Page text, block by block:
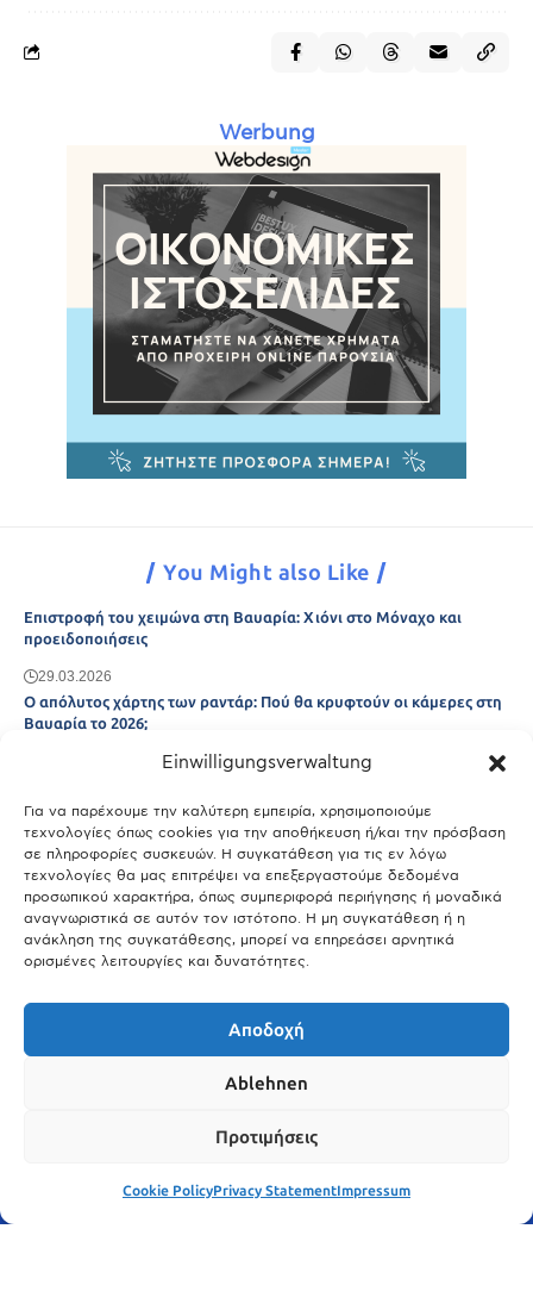
Einwilligungsverwaltung
Για να παρέχουμε την καλύτερη εμπειρία, χρησιμοποιούμε
τεχνολογίες όπως cookies για την αποθήκευση ή/και την πρόσβαση
σε πληροφορίες συσκευών. Η συγκατάθεση για τις εν λόγω
τεχνολογίες θα μας επιτρέψει να επεξεργαστούμε δεδομένα
προσωπικού χαρακτήρα, όπως συμπεριφορά περιήγησης ή μοναδικά
αναγνωριστικά σε αυτόν τον ιστότοπο. Η μη συγκατάθεση ή η
ανάκληση της συγκατάθεσης, μπορεί να επηρεάσει αρνητικά
ορισμένες λειτουργίες και δυνατότητες.
Αποδοχή
Ablehnen
Προτιμήσεις
Cookie PolicyPrivacy StatementImpressum
Werbung
You Might also Like
Επιστροφή του χειμώνα στη Βαυαρία: Χιόνι στο Μόναχο και
προειδοποιήσεις
29.03.2026
Ο απόλυτος χάρτης των ραντάρ: Πού θα κρυφτούν οι κάμερες στη
Βαυαρία το 2026;
Μόναχο;
25.03.2026
Θύελλα χτυπά το Μόναχο: Κίνδυνος από τους ισχυρούς ανέμους
και τις καταιγίδες
25.03.2026